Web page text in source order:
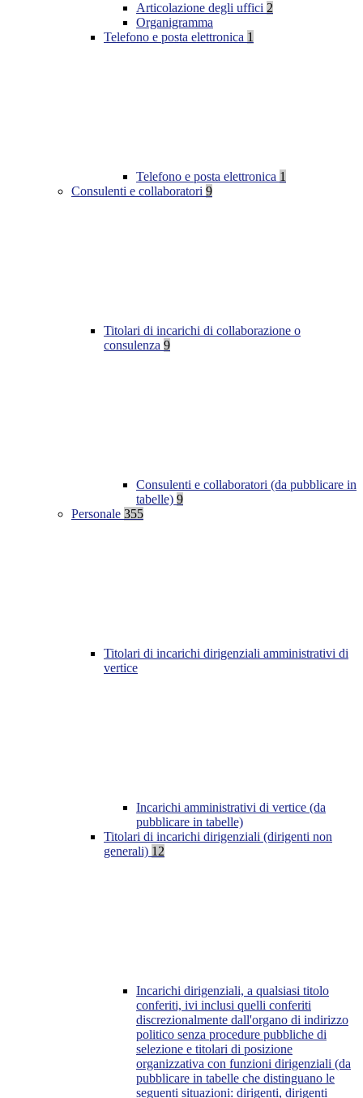
Articolazione degli uffici 2
Organigramma
Telefono e posta elettronica 1
Telefono e posta elettronica 1
Consulenti e collaboratori 9
Titolari di incarichi di collaborazione o
consulenza 9
Consulenti e collaboratori (da pubblicare in
tabelle) 9
Personale 355
Titolari di incarichi dirigenziali amministrativi di
vertice
Incarichi amministrativi di vertice (da
pubblicare in tabelle)
Titolari di incarichi dirigenziali (dirigenti non
generali) 12
Incarichi dirigenziali, a qualsiasi titolo
conferiti, ivi inclusi quelli conferiti
discrezionalmente dall'organo di indirizzo
politico senza procedure pubbliche di
selezione e titolari di posizione
organizzativa con funzioni dirigenziali (da
pubblicare in tabelle che distinguano le
seguenti situazioni: dirigenti, dirigenti